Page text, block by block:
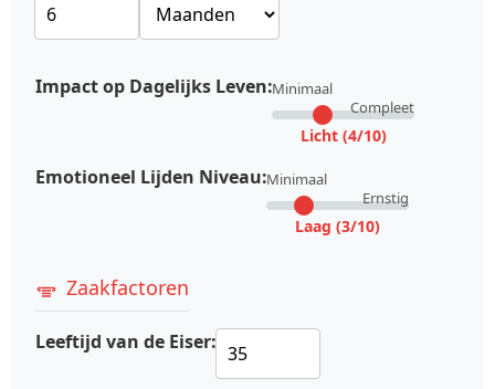
Impact op Dagelijks Leven:Minimaal
Compleet
Licht (4/10)
Emotioneel Lijden Niveau:Minimaal
Ernstig
Laag (3/10)
Zaakfactoren
Leeftijd van de Eiser: